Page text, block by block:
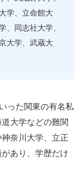
学、立命館大
、同志社大学、
大学、武蔵大
った関東の有名私
大学などの難関
奈川大学、立正
あり、学歴だけ